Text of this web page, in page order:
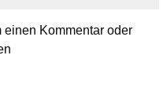
Kommentar oder